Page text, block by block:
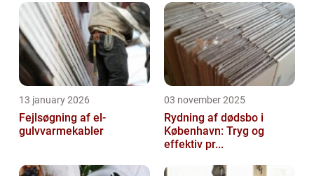
13 january 2026
Fejlsøgning af el-
gulvvarmekabler
03 november 2025
Rydning af dødsbo i
København: Tryg og
effektiv pr...